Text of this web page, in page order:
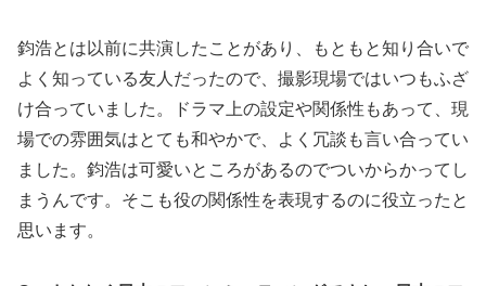
鈞浩とは以前に共演したことがあり、もともと知り合いで
よく知っている友人だったので、撮影現場ではいつもふざ
け合っていました。ドラマ上の設定や関係性もあって、現
場での雰囲気はとても和やかで、よく冗談も言い合ってい
ました。鈞浩は可愛いところがあるのでついからかってし
まうんです。そこも役の関係性を表現するのに役立ったと
思います。